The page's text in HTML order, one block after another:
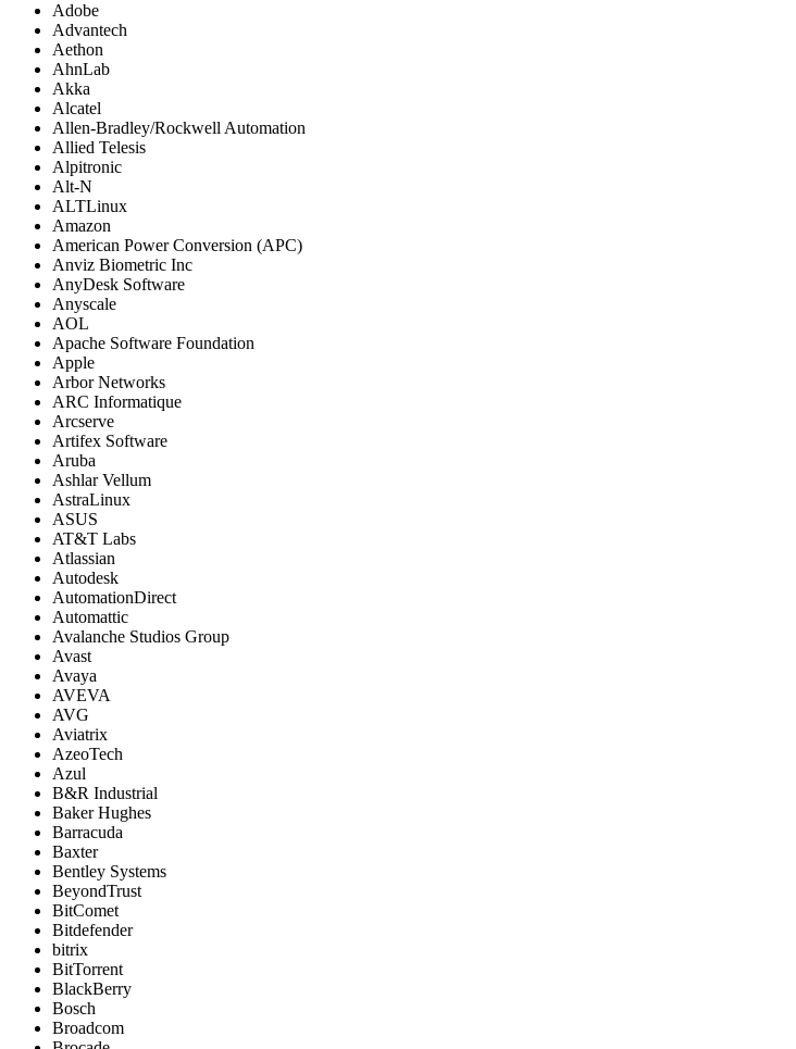
Adobe
Advantech
Aethon
AhnLab
Akka
Alcatel
Allen-Bradley/Rockwell Automation
Allied Telesis
Alpitronic
Alt-N
ALTLinux
Amazon
American Power Conversion (APC)
Anviz Biometric Inc
AnyDesk Software
Anyscale
AOL
Apache Software Foundation
Apple
Arbor Networks
ARC Informatique
Arcserve
Artifex Software
Aruba
Ashlar Vellum
AstraLinux
ASUS
AT&T Labs
Atlassian
Autodesk
AutomationDirect
Automattic
Avalanche Studios Group
Avast
Avaya
AVEVA
AVG
Aviatrix
AzeoTech
Azul
B&R Industrial
Baker Hughes
Barracuda
Baxter
Bentley Systems
BeyondTrust
BitComet
Bitdefender
bitrix
BitTorrent
BlackBerry
Bosch
Broadcom